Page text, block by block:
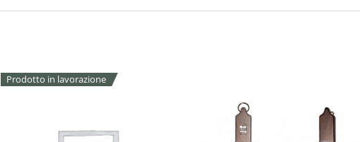
Prodotto in lavorazione